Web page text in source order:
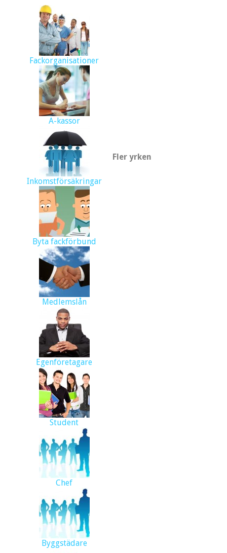
Fackorganisationer
A-kassor
Inkomstförsäkringar
Byta fackförbund
Medlemslån
Fler yrken
Egenföretagare
Student
Chef
Byggstädare